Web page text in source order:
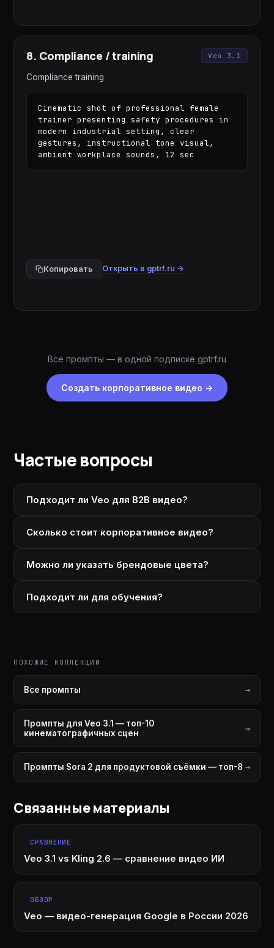
8. Compliance / training Veo 3.1
Compliance training
Cinematic shot of professional female
trainer presenting safety procedures in
modern industrial setting, clear
gestures, instructional tone visual,
ambient workplace sounds, 12 sec
Копировать Открыть в gptrf.ru →
Все промпты — в одной подписке gptrf.ru
Создать корпоративное видео →
Частые вопросы
Подходит ли Veo для B2B видео?
Сколько стоит корпоративное видео?
Можно ли указать брендовые цвета?
Подходит ли для обучения?
ПОХОЖИЕ КОЛЛЕКЦИИ
Все промпты
Промпты для Veo 3.1 — топ-10
кинематографичных сцен
Промпты Sora 2 для продуктовой съёмки — топ-8
Связанные материалы
СРАВНЕНИЕ
Veo 3.1 vs Kling 2.6 — сравнение видео ИИ
ОБЗОР
Veo — видео-генерация Google в России 2026